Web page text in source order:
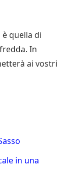
quella di
In
ai vostri
in una